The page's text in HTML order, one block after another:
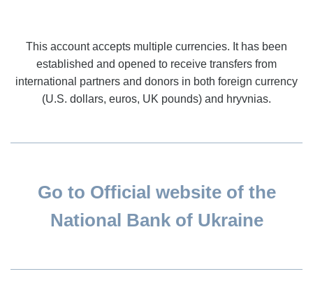
This account accepts multiple currencies. It has been
established and opened to receive transfers from
international partners and donors in both foreign currency
(U.S. dollars, euros, UK pounds) and hryvnias.
Go to Official website of the
National Bank of Ukraine